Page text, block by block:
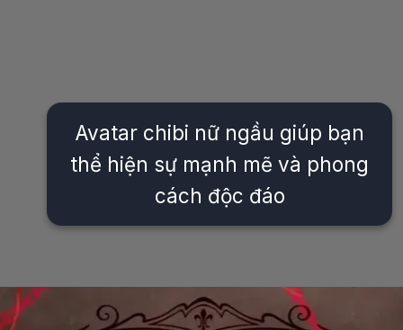
Avatar chibi nữ ngầu giúp bạn
thể hiện sự mạnh mẽ và phong
cách độc đáo
Đang mởhttps://issiloo.edu.vn/avatar-anime